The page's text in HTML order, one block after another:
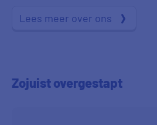
Lees meer over ons
Zojuistovergestapt